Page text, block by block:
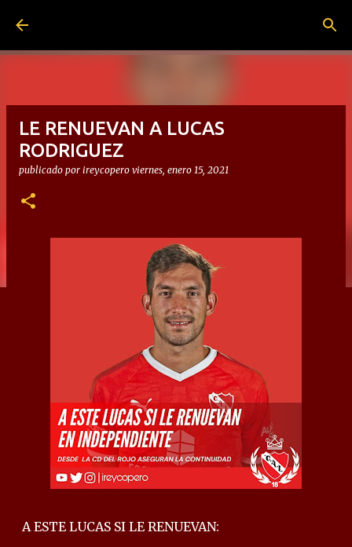
LE RENUEVAN A LUCAS
RODRIGUEZ
publicado por ireycopero viernes, enero 15, 2021
A ESTE LUCAS SI LE RENUEVAN: